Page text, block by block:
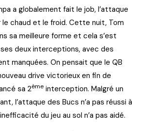
a globalement fait le job, l’attaque
chaud et le froid. Cette nuit, Tom
sa meilleure forme et cela s’est
deux interceptions, avec des
manquées. On pensait que le QB
drive victorieux en fin de
sa 2ème interception. Malgré un
l’attaque des Bucs n’a pas réussi à
du jeu au sol n’a pas aidé.